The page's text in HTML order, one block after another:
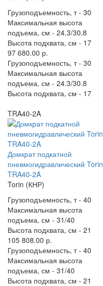
Грузоподъемность, т - 30
Максимальная высота
подъема, см - 24.3/30.8
Высота подхвата, см - 17
97 680.00 р.
Грузоподъемность, т - 30
Максимальная высота
подъема, см - 24.3/30.8
Высота подхвата, см - 17
TRA40-2A
Домкрат подкатной
пневмогидравлический Torin
TRA40-2A
Torin (КНР)
Грузоподъемность, т - 40
Максимальная высота
подъема, см - 31/40
Высота подхвата, см - 21
105 808.00 р.
Грузоподъемность, т - 40
Максимальная высота
подъема, см - 31/40
Высота подхвата, см - 21